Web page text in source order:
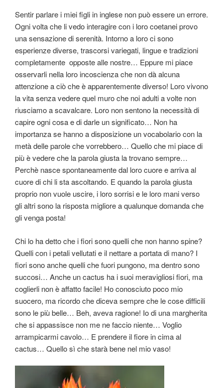
Sentir parlare i miei figli in inglese non può essere un errore.
Ogni volta che li vedo interagire con i loro coetanei provo
una sensazione di serenità. Intorno a loro ci sono
esperienze diverse, trascorsi variegati, lingue e tradizioni
completamente opposte alle nostre… Eppure mi piace
osservarli nella loro incoscienza che non dà alcuna
attenzione a ciò che è apparentemente diverso! Loro vivono
la vita senza vedere quel muro che noi adulti a volte non
riusciamo a scavalcare. Loro non sentono la necessità di
capire ogni cosa e di darle un significato… Non ha
importanza se hanno a disposizione un vocabolario con la
metà delle parole che vorrebbero… Quello che mi piace di
più è vedere che la parola giusta la trovano sempre…
Perchè nasce spontaneamente dal loro cuore e arriva al
cuore di chi li sta ascoltando. E quando la parola giusta
proprio non vuole uscire, i loro sorrisi e le loro mani verso
gli altri sono la risposta migliore a qualunque domanda che
gli venga posta!
Chi lo ha detto che i fiori sono quelli che non hanno spine?
Quelli con i petali vellutati e il nettare a portata di mano? I
fiori sono anche quelli che fuori pungono, ma dentro sono
succosi… Anche un cactus ha i suoi meravigliosi fiori, ma
coglierli non è affatto facile! Ho conosciuto poco mio
suocero, ma ricordo che diceva sempre che le cose difficili
sono le più belle… Beh, aveva ragione! Io di una margherita
che si appassisce non me ne faccio niente… Voglio
arrampicarmi cavolo… E prendere il fiore in cima al
cactus… Quello sì che starà bene nel mio vaso!